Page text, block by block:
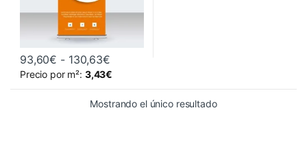
93,60€ - 130,63€Rango de precios: desde 93,60€
Precio por m²: 3,43€
Este producto tiene múltiples variantes. Las opciones se
Mostrando el único resultado